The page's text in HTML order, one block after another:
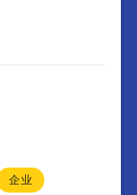
企业